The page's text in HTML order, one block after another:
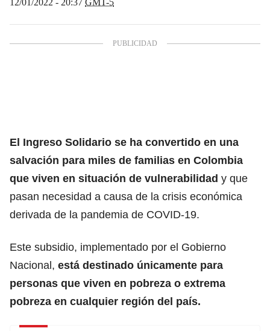
El Ingreso Solidario se ha convertido en una
salvación para miles de familias en Colombia
que viven en situación de vulnerabilidad y que
pasan necesidad a causa de la crisis económica
derivada de la pandemia de COVID-19.
Este subsidio, implementado por el Gobierno
Nacional, está destinado únicamente para
personas que viven en pobreza o extrema
pobreza en cualquier región del país.